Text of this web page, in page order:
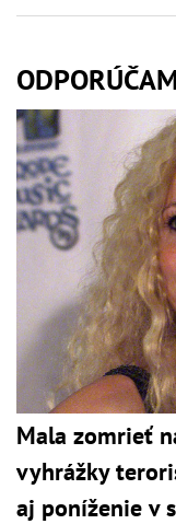
Mala zomrieť
vyhrážky
aj poníženie v